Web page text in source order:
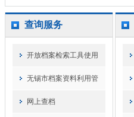
查询服务
开放档案检索工具使用
无锡市档案资料利用管
网上查档